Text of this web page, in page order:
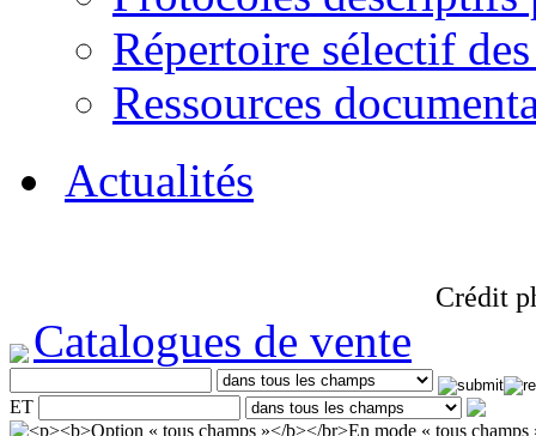
Répertoire sélectif
Ressources
Actualités
Crédit
Catalogues de vente
ET